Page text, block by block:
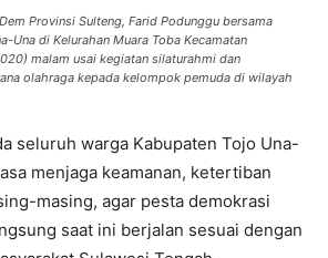
Provinsi Sulteng, Farid Podunggu bersama
Una di Kelurahan Muara Toba Kecamatan
malam usai kegiatan silaturahmi dan
olahraga kepada kelompok pemuda di wilayah
seluruh warga Kabupaten Tojo Una-
menjaga keamanan, ketertiban
masing, agar pesta demokrasi
saat ini berjalan sesuai dengan